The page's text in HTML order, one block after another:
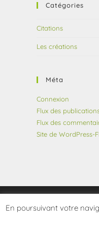
Catégories
Citations
Les créations
Méta
Connexion
Flux des
Flux des
Site de WordPress-
Copyright 2026 -
En poursuivant votre